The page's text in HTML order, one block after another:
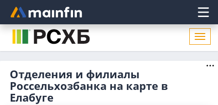
Главное меню
Отделения и филиалы
Россельхозбанка на карте в
Елабуге